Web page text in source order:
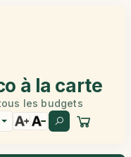
à la carte
les budgets